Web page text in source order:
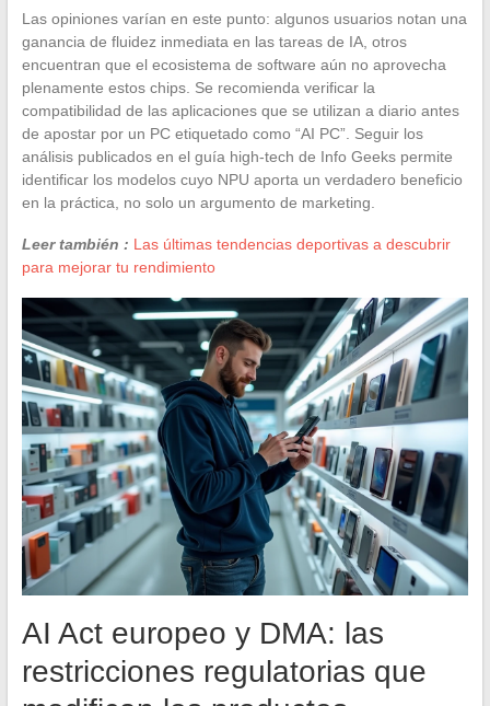
Las opiniones varían en este punto: algunos usuarios notan una
ganancia de fluidez inmediata en las tareas de IA, otros
encuentran que el ecosistema de software aún no aprovecha
plenamente estos chips. Se recomienda verificar la
compatibilidad de las aplicaciones que se utilizan a diario antes
de apostar por un PC etiquetado como “AI PC”. Seguir los
análisis publicados en el guía high-tech de Info Geeks permite
identificar los modelos cuyo NPU aporta un verdadero beneficio
en la práctica, no solo un argumento de marketing.
Leer también : Las últimas tendencias deportivas a descubrir
para mejorar tu rendimiento
AI Act europeo y DMA: las
restricciones regulatorias que